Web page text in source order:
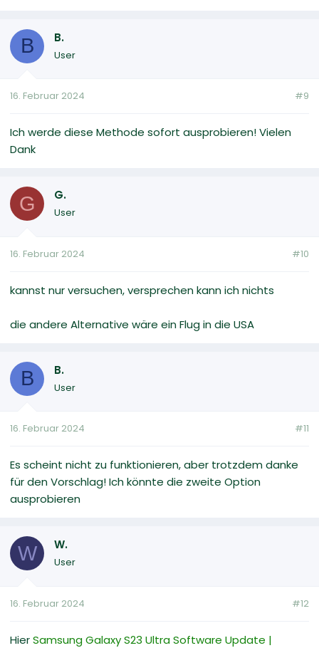
B B.
User
16. Februar 2024 #9
Ich werde diese Methode sofort ausprobieren! Vielen
Dank
G G.
User
16. Februar 2024 #10
kannst nur versuchen, versprechen kann ich nichts
die andere Alternative wäre ein Flug in die USA
B B.
User
16. Februar 2024 #11
Es scheint nicht zu funktionieren, aber trotzdem danke
für den Vorschlag! Ich könnte die zweite Option
ausprobieren
W W.
User
16. Februar 2024 #12
HierSamsung Galaxy S23 Ultra Software Update |